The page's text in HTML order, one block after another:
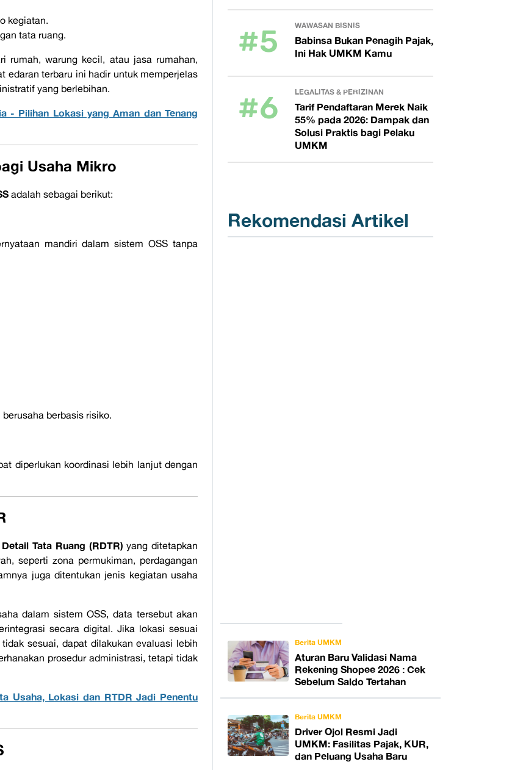
kegiatan.
tata ruang.
rumah, warung kecil, atau jasa rumahan,
edaran terbaru ini hadir untuk memperjelas
yang berlebihan.
- Pilihan Lokasi yang Aman dan Tenang
Usaha Mikro
adalah sebagai berikut:
mandiri dalam sistem OSS tanpa
berbasis risiko.
diperlukan koordinasi lebih lanjut dengan
Tata Ruang (RDTR) yang ditetapkan
seperti zona permukiman, perdagangan
juga ditentukan jenis kegiatan usaha
dalam sistem OSS, data tersebut akan
secara digital. Jika lokasi sesuai
sesuai, dapat dilakukan evaluasi lebih
prosedur administrasi, tetapi tidak
Usaha, Lokasi dan RTDR Jadi Penentu
#5 WAWASAN BISNIS
Babinsa Bukan Penagih Pajak,
Ini Hak UMKM Kamu
#6 LEGALITAS & PERIZINAN
Tarif Pendaftaran Merek Naik
55% pada 2026: Dampak dan
Solusi Praktis bagi Pelaku
UMKM
Rekomendasi Artikel
Berita UMKM
Aturan Baru Validasi Nama
Rekening Shopee 2026 : Cek
Sebelum Saldo Tertahan
Berita UMKM
Driver Ojol Resmi Jadi
UMKM: Fasilitas Pajak, KUR,
dan Peluang Usaha Baru